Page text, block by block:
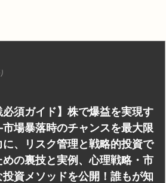
必須ガイド】株で爆益を実現す
場暴落時のチャンスを最大限
、リスク管理と戦略的投資で
の裏技と実例、心理戦略・市
資メソッドを公開！誰もが知